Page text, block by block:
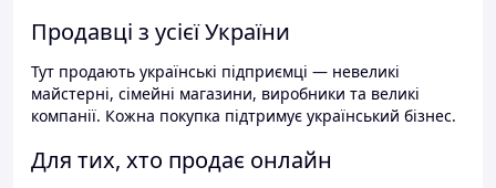
Продавці з усієї України
Тут продають українські підприємці — невеликі
майстерні, сімейні магазини, виробники та великі
компанії. Кожна покупка підтримує український бізнес.
Для тих, хто продає онлайн